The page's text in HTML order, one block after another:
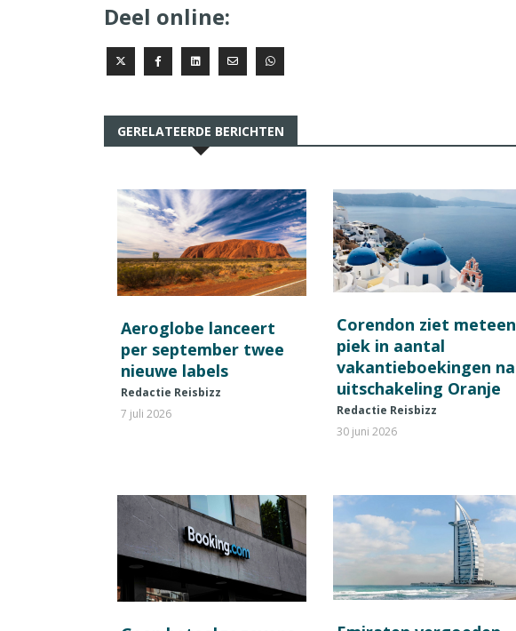
Deel online:
GERELATEERDE BERICHTEN
Aeroglobe lanceert
per september twee
nieuwe labels
Redactie Reisbizz
7 juli 2026
Corendon ziet meteen
piek in aantal
vakantieboekingen na
uitschakeling Oranje
Redactie Reisbizz
30 juni 2026